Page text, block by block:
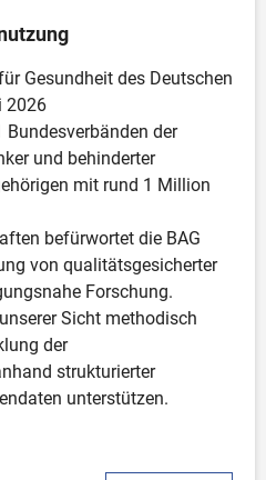
Gesundheit des Deutschen
2026
der
und behinderter
mit rund 1 Million
befürwortet die BAG
von qualitätsgesicherter
Forschung.
Sicht methodisch
der
strukturierter
unterstützen.